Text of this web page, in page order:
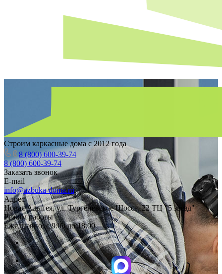
Строим каркасные дома с 2012 года
8 (800) 600-39-74
8 (800) 600-39-74
Заказать звонок
E-mail
info@azbuka-doma.ru
Адрес
Новая Адыгея, ул. Тургеневское Шоссе, 22 ТЦ "5 звезд"
Режим работы
Ежедневно: с 9:00 до 18:00